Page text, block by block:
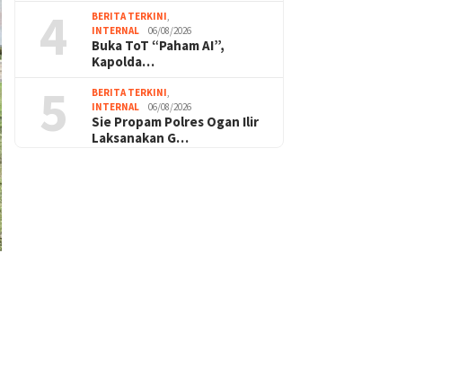
4 BERITA TERKINI
INTERNAL
06/08/2026
Buka ToT “Paham AI”,
Kapolda…
5 BERITA TERKINI
INTERNAL
06/08/2026
Sie Propam Polres Ogan Ilir
Laksanakan G…